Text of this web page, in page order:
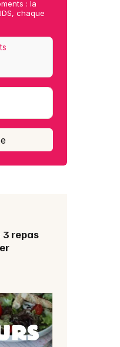
: la
chaque
repas